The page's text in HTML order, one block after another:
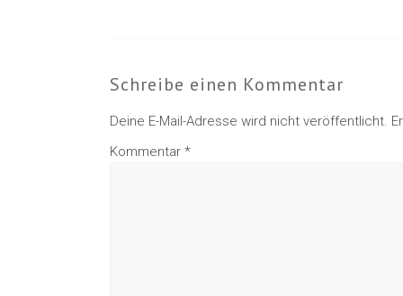
Schreibe einen Kommentar
Deine E-Mail-Adresse wird nicht veröffentlicht.
Kommentar *